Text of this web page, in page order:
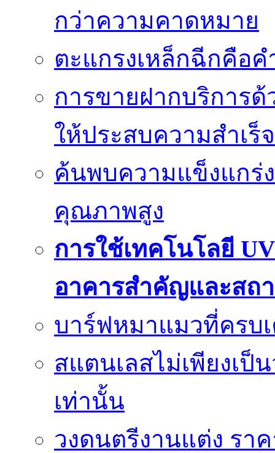
กว่าความคาดหมาย
ตะแกรงเหล็กฉีกคือ
การขายฝากบริการ
ให้ประสบความสำเร็จ
ค้นพบความแข็งแกร่
คุณภาพสูง
การใช้เทคโนโลยี
อาคารสำคัญและสถ
บาร์ฟหมาแมวที่ครบ
สแตนเลสไม่เพียงเ
เท่านั้น
วงดนตรีงานแต่ง รา